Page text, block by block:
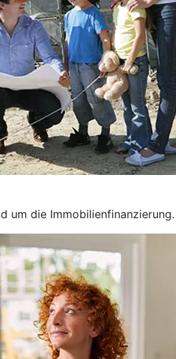
um die Immobilienfinanzierung.